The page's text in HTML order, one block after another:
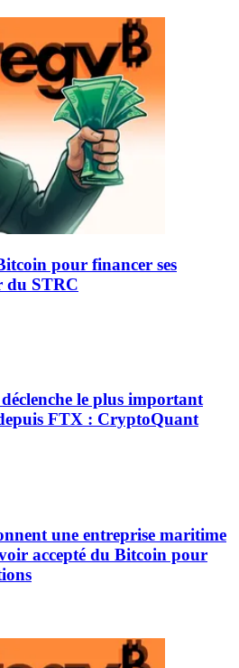
pour financer ses
du STRC
le plus important
FTX : CryptoQuant
une entreprise maritime
accepté du Bitcoin pour